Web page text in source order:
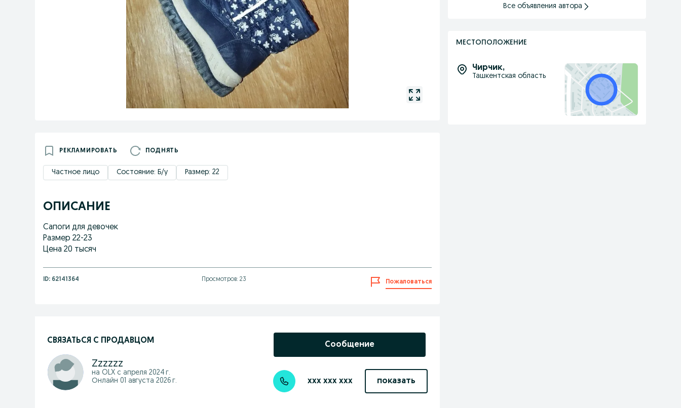
РЕКЛАМИРОВАТЬ ПОДНЯТЬ
Частное лицо Состояние: Б/у Размер: 22
ОПИСАНИЕ
Сапоги для девочек
Размер 22-23
Цена 20 тысяч
ID: 62141364 Просмотров: 23 Пожаловаться
СВЯЗАТЬСЯ С ПРОДАВЦОМ
Zzzzzz
на OLX с апреля 2024 г.
Онлайн 01 августа 2026 г.
Сообщение
xxx xxx xxx показать
Все объявления автора
МЕСТОПОЛОЖЕНИЕ
Чирчик,
Ташкентская область